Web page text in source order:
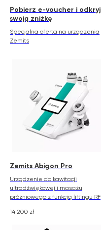
Pobierz e-voucher i odkryj
swoją zniżkę
Specjalna oferta na urządzenia
Zemits
Zemits Abigon Pro
Urządzenie do kawitacji
ultradźwiękowej i masażu
próżniowego z funkcją liftingu RF
14 200 zł